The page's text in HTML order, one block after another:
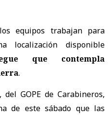
equipos trabajan para
localización disponible
que contempla
.
GOPE de Carabineros,
de este sábado que las